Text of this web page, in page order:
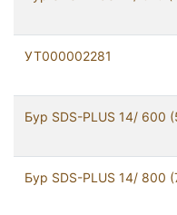
УТ000002281
Бур SDS-PLUS 14/ 600
Бур SDS-PLUS 14/ 800